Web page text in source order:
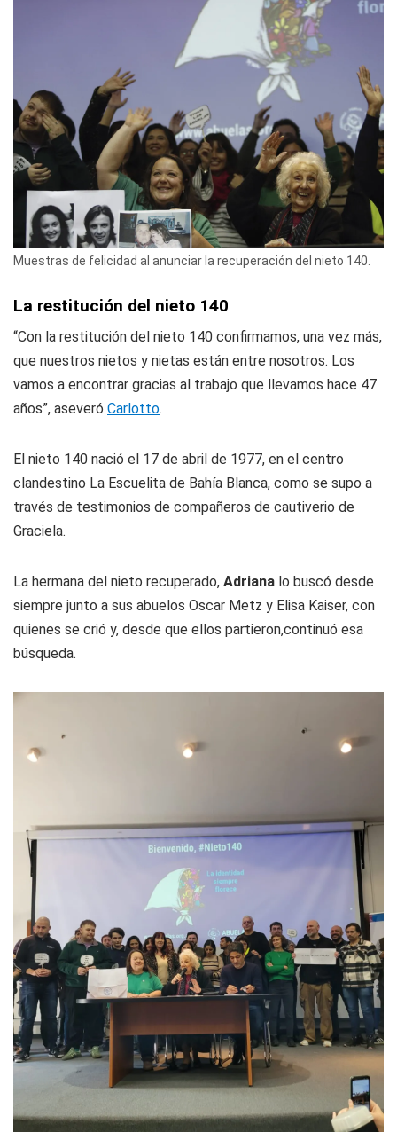
Muestras de felicidad al anunciar la recuperación del nieto 140.
La restitución del nieto 140
“Con la restitución del nieto 140 confirmamos, una vez más,
que nuestros nietos y nietas están entre nosotros. Los
vamos a encontrar gracias al trabajo que llevamos hace 47
años”, aseveró Carlotto.
El nieto 140 nació el 17 de abril de 1977, en el centro
clandestino La Escuelita de Bahía Blanca, como se supo a
través de testimonios de compañeros de cautiverio de
Graciela.
La hermana del nieto recuperado, Adriana lo buscó desde
siempre junto a sus abuelos Oscar Metz y Elisa Kaiser, con
quienes se crió y, desde que ellos partieron,continuó esa
búsqueda.